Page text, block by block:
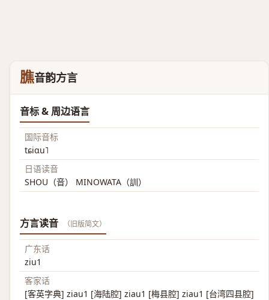
膲音韵方言
音标 & 周边语言
国际音标
tɕiɑu˥
日语读音
SHOU（音） MINOWATA（訓）
方言读音 （旧版简文）
广东话
ziu1
客家话
[客英字典] ziau1 [海陆腔] ziau1 [梅县腔] ziau1 [台湾四县腔]